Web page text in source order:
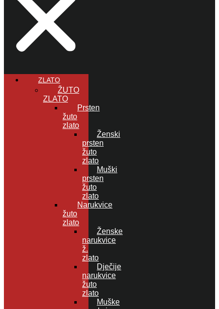
ZLATO
ŽUTO
ZLATO
Prsten
žuto
zlato
Ženski
prsten
žuto
zlato
Muški
prsten
žuto
zlato
Narukvice
žuto
zlato
Ženske
narukvice
ž.
zlato
Dječije
narukvice
žuto
zlato
Muške